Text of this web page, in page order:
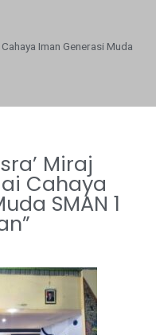
Iman Generasi Muda
Miraj
Cahaya
SMAN 1